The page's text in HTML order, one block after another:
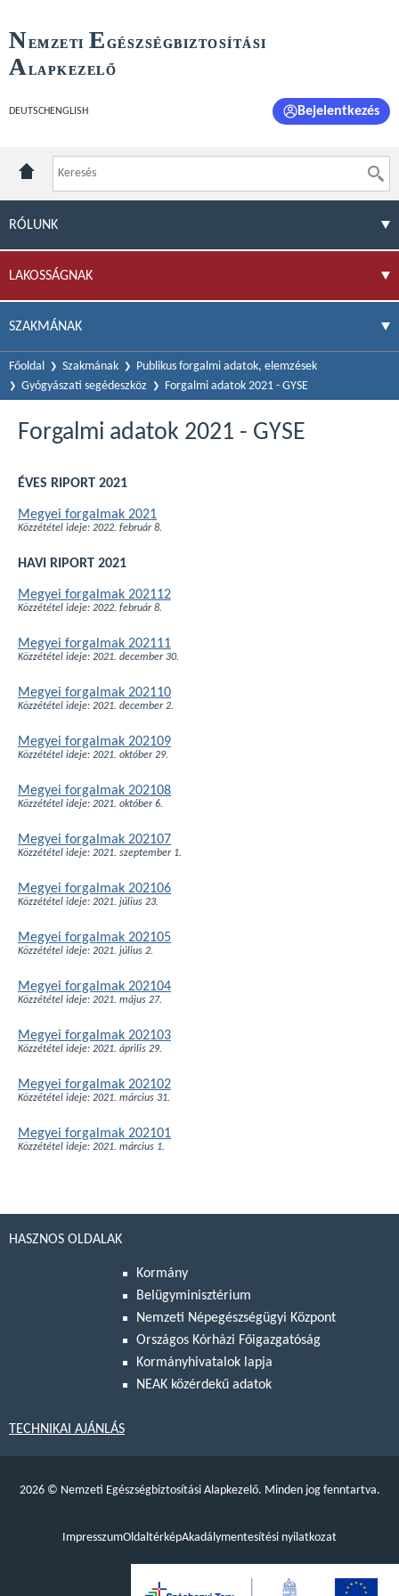
NEMZETI E GÉSZSÉGBIZTOSÍTÁSI
ALAPKEZELŐ
DEUTSCH ENGLISH Bejelentkezés
RÓLUNK
LAKOSSÁGNAK
SZAKMÁNAK
Főoldal Szakmának
Publikus forgalmi adatok, elemzések
Gyógyászati segédeszköz
Forgalmi adatok 2021 - GYSE
Forgalmi adatok 2021 - GYSE
ÉVES RIPORT 2021
Megyei forgalmak 2021
Közzététel ideje: 2022. február 8.
HAVI RIPORT 2021
Megyei forgalmak 202112
Közzététel ideje: 2022. február 8.
Megyei forgalmak 202111
Közzététel ideje: 2021. december 30.
Megyei forgalmak 202110
Közzététel ideje: 2021. december 2.
Megyei forgalmak 202109
Közzététel ideje: 2021. október 29.
Megyei forgalmak 202108
Közzététel ideje: 2021. október 6.
Megyei forgalmak 202107
Közzététel ideje: 2021. szeptember 1.
Megyei forgalmak 202106
Közzététel ideje: 2021. július 23.
Megyei forgalmak 202105
Közzététel ideje: 2021. július 2.
Megyei forgalmak 202104
Közzététel ideje: 2021. május 27.
Megyei forgalmak 202103
Közzététel ideje: 2021. április 29.
Megyei forgalmak 202102
Közzététel ideje: 2021. március 31.
Megyei forgalmak 202101
Közzététel ideje: 2021. március 1.
HASZNOS OLDALAK
Kormány
Belügyminisztérium
Nemzeti Népegészségügyi Központ
Országos Kórházi Főigazgatóság
Kormányhivatalok lapja
NEAK közérdekű adatok
TECHNIKAI AJÁNLÁS
2026 © Nemzeti Egészségbiztosítási Alapkezelő. Minden jog fenntartva.
ImpresszumOldaltérképAkadálymentesítési nyilatkozat